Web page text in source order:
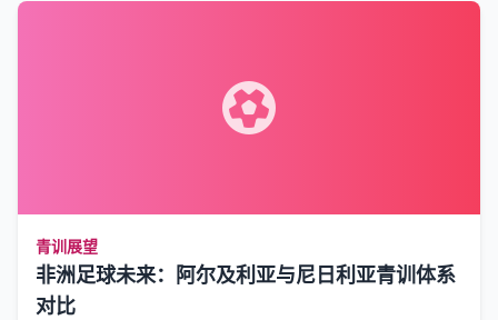
青训展望
非洲足球未来：阿尔及利亚与尼日利亚青训体系
对比